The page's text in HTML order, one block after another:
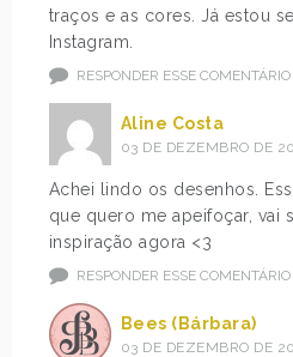
traços e as cores. Já estou
Instagram.
RESPONDER ESSE COMENTÁRIO
Aline Costa
03 DE DEZEMBRO DE
Achei lindo os desenhos.
que quero me apeifoçar, vai
inspiração agora <3
RESPONDER ESSE COMENTÁRIO
Bees (Bárbara)
03 DE DEZEMBRO DE